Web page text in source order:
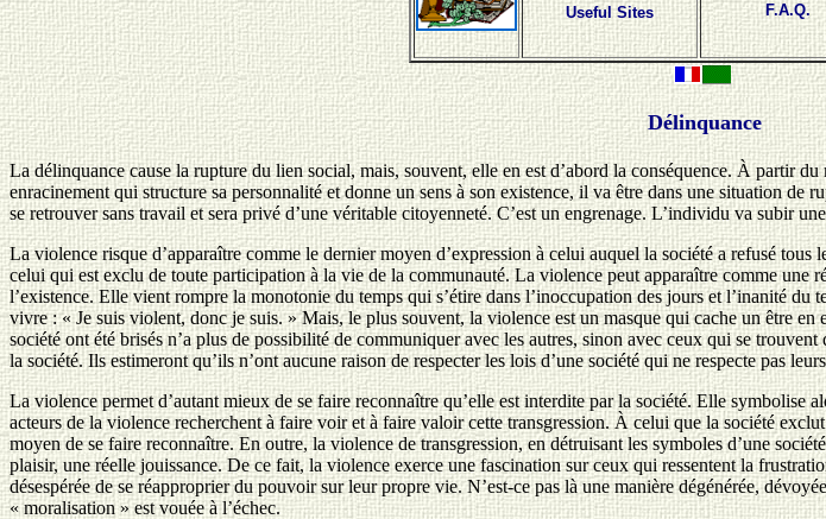
Useful Sites F.A.Q.
Délinquance
La délinquance cause la rupture du lien social, mais, souvent, elle en est d’abord la conséquence. À partir
enracinement qui structure sa personnalité et donne un sens à son existence, il va être dans une situation de
se retrouver sans travail et sera privé d’une véritable citoyenneté. C’est un engrenage. L’individu va subir
La violence risque d’apparaître comme le dernier moyen d’expression à celui auquel la société a refusé
celui qui est exclu de toute participation à la vie de la communauté. La violence peut apparaître comme une
l’existence. Elle vient rompre la monotonie du temps qui s’étire dans l’inoccupation des jours et l’inanité
vivre : « Je suis violent, donc je suis. » Mais, le plus souvent, la violence est un masque qui cache un être
société ont été brisés n’a plus de possibilité de communiquer avec les autres, sinon avec ceux qui se
la société. Ils estimeront qu’ils n’ont aucune raison de respecter les lois d’une société qui ne respecte pas
La violence permet d’autant mieux de se faire reconnaître qu’elle est interdite par la société. Elle symbolise
acteurs de la violence recherchent à faire voir et à faire valoir cette transgression. À celui que la société
moyen de se faire reconnaître. En outre, la violence de transgression, en détruisant les symboles d’une
plaisir, une réelle jouissance. De ce fait, la violence exerce une fascination sur ceux qui ressentent la
désespérée de se réapproprier du pouvoir sur leur propre vie. N’est-ce pas là une manière dégénérée,
« moralisation » est vouée à l’échec.